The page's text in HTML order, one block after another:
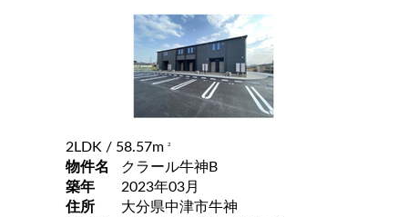
2LDK / 58.57m 2
物件名
クラール牛神B
築年
2023年03月
住所
大分県中津市牛神